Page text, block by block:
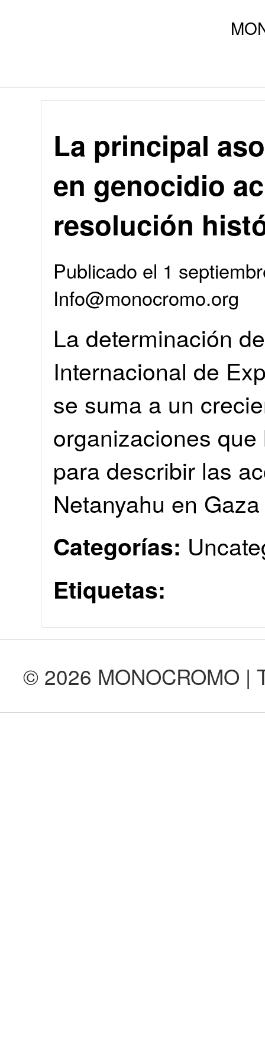
La principal
en genocidio
resolución
Publicado el 1
Info@monocromo.org
La determinación
Internacional de
se suma a un
organizaciones
para describir las
Netanyahu en Gaza
Categorías:
Etiquetas:
© 2026 MONOCROMO |